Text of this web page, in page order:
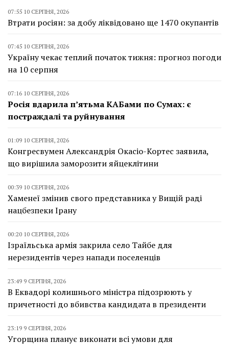
07:55 10 СЕРПНЯ, 2026
Втрати росіян: за добу ліквідовано ще 1470 окупантів
07:45 10 СЕРПНЯ, 2026
Україну чекає теплий початок тижня: прогноз погоди
на 10 серпня
07:16 10 СЕРПНЯ, 2026
Росія вдарила п’ятьма КАБами по Сумах: є
постраждалі та руйнування
01:09 10 СЕРПНЯ, 2026
Конгресвумен Александрія Окасіо-Кортес заявила,
що вирішила заморозити яйцеклітини
00:39 10 СЕРПНЯ, 2026
Хаменеї змінив свого представника у Вищій раді
нацбезпеки Ірану
00:20 10 СЕРПНЯ, 2026
Ізраїльська армія закрила село Тайбе для
нерезидентів через напади поселенців
23:49 9 СЕРПНЯ, 2026
В Еквадорі колишнього міністра підозрюють у
причетності до вбивства кандидата в президенти
23:19 9 СЕРПНЯ, 2026
Угорщина планує виконати всі умови для